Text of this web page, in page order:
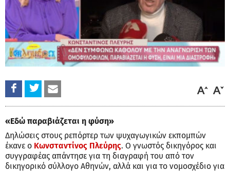
«Εδώ παραβιάζεται η φύση»
Δηλώσεις στους ρεπόρτερ των ψυχαγωγικών εκπομπών
έκανε ο Κωνσταντίνος Πλεύρης. Ο γνωστός δικηγόρος και
συγγραφέας απάντησε για τη διαγραφή του από τον
δικηγορικό σύλλογο Αθηνών, αλλά και για το νομοσχέδιο για